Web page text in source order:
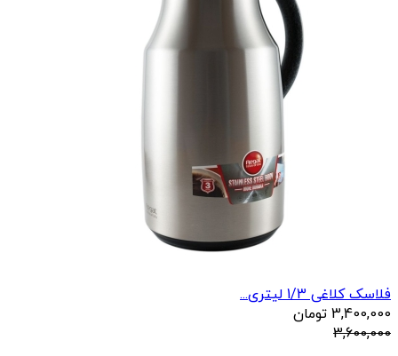
فلاسک کلاغی 1/3 لیتری...
3,400,000 تومان
3,600,000